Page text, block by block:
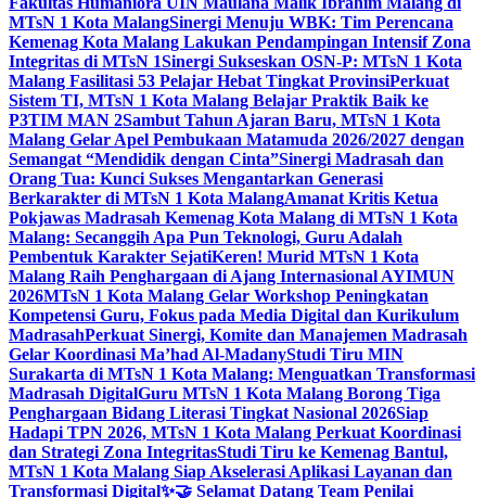
MTsN 1 Kota MalangSinergi Menuju WBK: Tim Perencana
Kemenag Kota Malang Lakukan Pendampingan Intensif Zona
Integritas di MTsN 1Sinergi Sukseskan OSN-P: MTsN 1 Kota
Malang Fasilitasi 53 Pelajar Hebat Tingkat ProvinsiPerkuat
Sistem TI, MTsN 1 Kota Malang Belajar Praktik Baik ke
P3TIM MAN 2Sambut Tahun Ajaran Baru, MTsN 1 Kota
Malang Gelar Apel Pembukaan Matamuda 2026/2027 dengan
Semangat “Mendidik dengan Cinta”Sinergi Madrasah dan
Orang Tua: Kunci Sukses Mengantarkan Generasi
Berkarakter di MTsN 1 Kota MalangAmanat Kritis Ketua
Pokjawas Madrasah Kemenag Kota Malang di MTsN 1 Kota
Malang: Secanggih Apa Pun Teknologi, Guru Adalah
Pembentuk Karakter SejatiKeren! Murid MTsN 1 Kota
Malang Raih Penghargaan di Ajang Internasional AYIMUN
2026MTsN 1 Kota Malang Gelar Workshop Peningkatan
Kompetensi Guru, Fokus pada Media Digital dan Kurikulum
MadrasahPerkuat Sinergi, Komite dan Manajemen Madrasah
Gelar Koordinasi Ma’had Al-MadanyStudi Tiru MIN
Surakarta di MTsN 1 Kota Malang: Menguatkan Transformasi
Madrasah DigitalGuru MTsN 1 Kota Malang Borong Tiga
Penghargaan Bidang Literasi Tingkat Nasional 2026Siap
Hadapi TPN 2026, MTsN 1 Kota Malang Perkuat Koordinasi
dan Strategi Zona IntegritasStudi Tiru ke Kemenag Bantul,
MTsN 1 Kota Malang Siap Akselerasi Aplikasi Layanan dan
Transformasi Digital✨🤝 Selamat Datang Team Penilai